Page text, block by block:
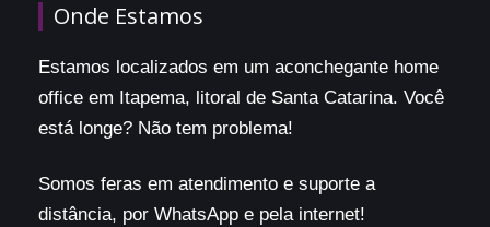
Onde Estamos
Estamos localizados em um aconchegante home
office em Itapema, litoral de Santa Catarina. Você
está longe? Não tem problema!
Somos feras em atendimento e suporte a
distância, por WhatsApp e pela internet!